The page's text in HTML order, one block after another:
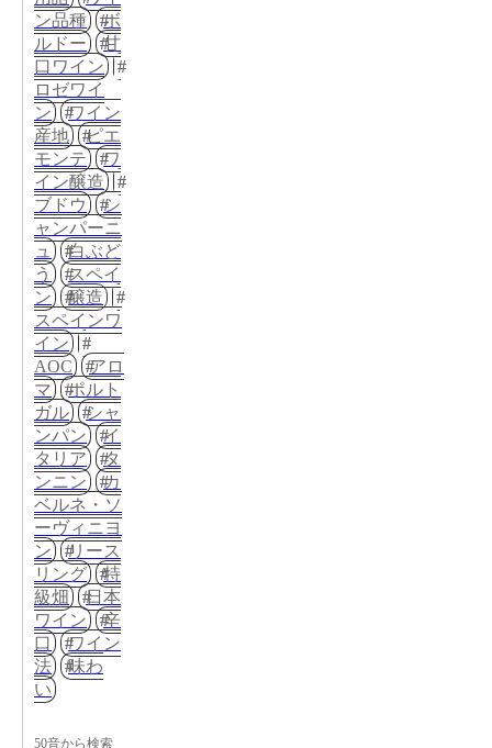
ン品種
ボ
ルドー
甘
口ワイン
ロゼワイ
ン
ワイン
産地
ピエ
モンテ
ワ
イン醸造
ブドウ
シ
ャンパーニ
ュ
白ぶど
う
スペイ
ン
醸造
スペインワ
イン
AOC
アロ
マ
ポルト
ガル
シャ
ンパン
イ
タリア
タ
ンニン
カ
ベルネ・ソ
ーヴィニヨ
ン
リース
リング
特
級畑
日本
ワイン
辛
口
ワイン
法
味わ
い
50音から検索